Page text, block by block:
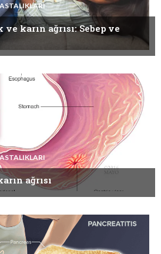
karın ağrısı: Sebep ve
ağrısı